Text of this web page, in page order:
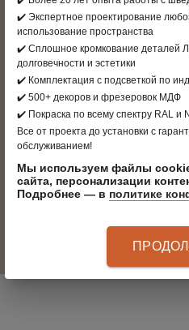
РАСЧЁТ
Есть проект?
Я даю согласие на обработку
политикой конфиденциальности
✔️ Экспертное проектирование
использование пространства
✔️ Сплошное кромкование деталей
долговечности и эстетики
✔️ Комплектация с подсветкой по
✔️ 500+ декоров и фрезеровок МДФ
✔️ Покраска по всему спектру RAL и
Все от проекта до установки с
обслуживанием!
Мы используем файлы
сайта, персонализации
Подробнее — в политике